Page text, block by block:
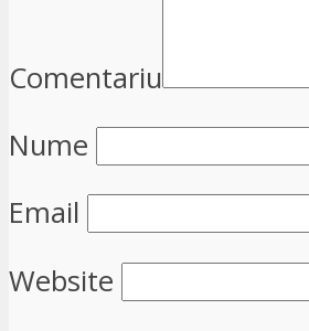
Comentariu
Nume
Email
Website